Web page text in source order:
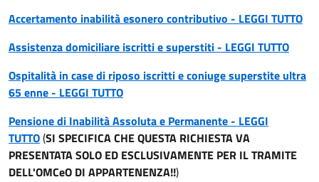
Accertamento inabilità esonero contributivo - LEGGI TUTTO
Assistenza domiciliare iscritti e superstiti - LEGGI TUTTO
Ospitalità in case di riposo iscritti e coniuge superstite ultra
65 enne - LEGGI TUTTO
Pensione di Inabilità Assoluta e Permanente - LEGGI
TUTTO(SI SPECIFICA CHE QUESTA RICHIESTA VA
PRESENTATA SOLO ED ESCLUSIVAMENTE PER IL TRAMITE
DELL'OMCeO DI APPARTENENZA!!)